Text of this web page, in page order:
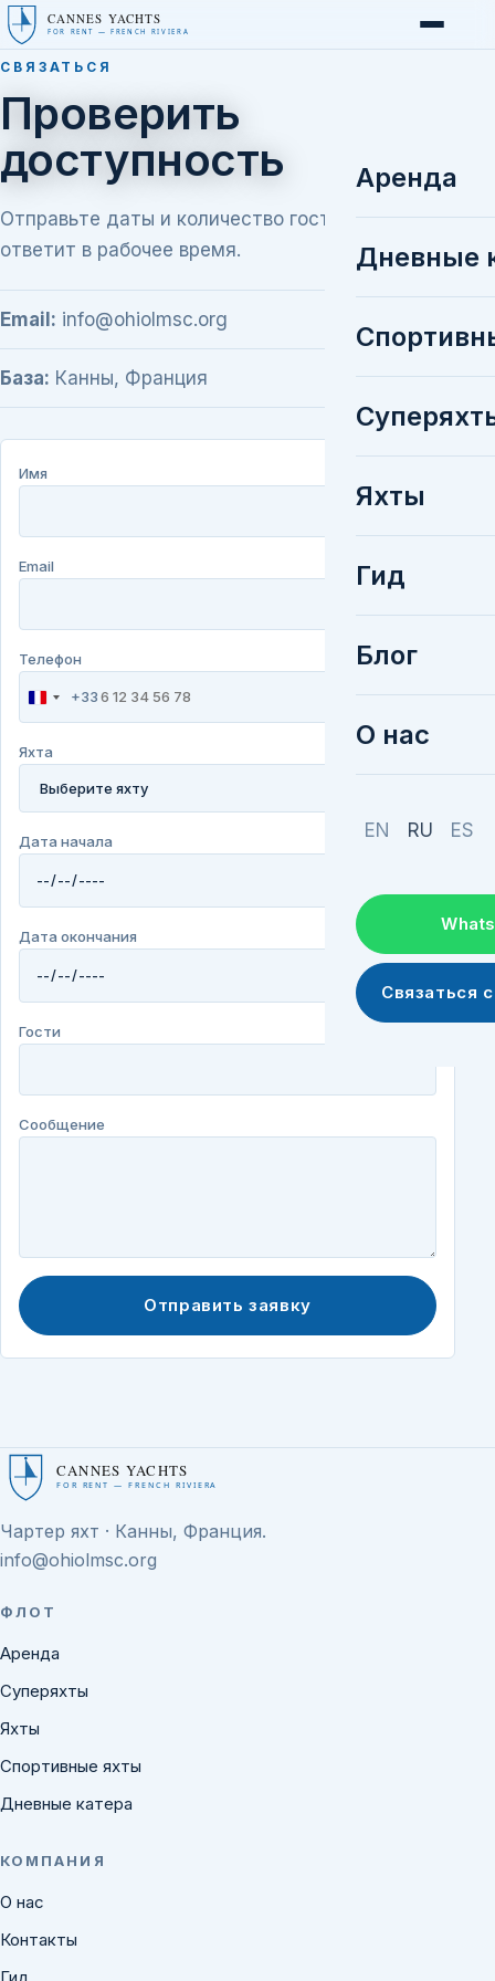
CANNES YACHTS
FOR RENT — FRENCH RIVIERA
Аренда
Дневные
Яхты
Гид
Блог
О нас
EN RU ES
Связаться
СВЯЗАТЬСЯ
Проверить
доступность
Отправьте даты и количество гостей — брокер
ответит в рабочее время.
Email: info@ohiolmsc.org
База: Канны, Франция
Имя
Email
Телефон
France
+33
+33
Яхта
Дата начала
Дата окончания
Гости
Сообщение
Отправить заявку
CANNES YACHTS
FOR RENT — FRENCH RIVIERA
Чартер яхт · Канны, Франция.
info@ohiolmsc.org
ФЛОТ
Аренда
Суперяхты
Яхты
Спортивные яхты
Дневные катера
КОМПАНИЯ
О нас
Контакты